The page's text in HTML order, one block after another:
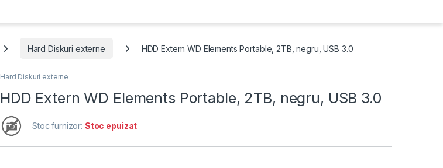
Hard Diskuri externe HDD Extern WD Elements Portable, 2TB, negru, USB 3.0
Hard Diskuri externe
HDD Extern WD Elements Portable, 2TB, negru, USB 3.0
Stoc furnizor: Stoc epuizat